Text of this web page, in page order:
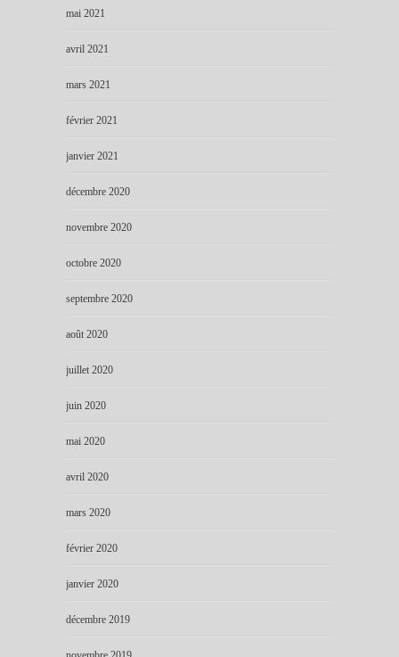
mai 2021
avril 2021
mars 2021
février 2021
janvier 2021
décembre 2020
novembre 2020
octobre 2020
septembre 2020
août 2020
juillet 2020
juin 2020
mai 2020
avril 2020
mars 2020
février 2020
janvier 2020
décembre 2019